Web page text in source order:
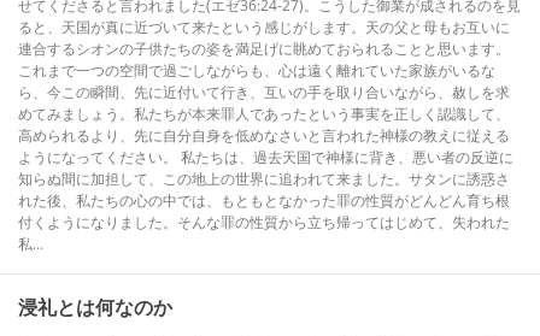
せてくださると言われました(エゼ36:24-27)。こうした御業が成されるのを見
ると、天国が真に近づいて来たという感じがします。天の父と母もお互いに
連合するシオンの子供たちの姿を満足げに眺めておられることと思います。
これまで一つの空間で過ごしながらも、心は遠く離れていた家族がいるな
ら、今この瞬間、先に近付いて行き、互いの手を取り合いながら、赦しを求
めてみましょう。私たちが本来罪人であったという事実を正しく認識して、
高められるより、先に自分自身を低めなさいと言われた神様の教えに従える
ようになってください。 私たちは、過去天国で神様に背き、悪い者の反逆に
知らぬ間に加担して、この地上の世界に追われて来ました。サタンに誘惑さ
れた後、私たちの心の中では、もともとなかった罪の性質がどんどん育ち根
付くようになりました。そんな罪の性質から立ち帰ってはじめて、失われた
私...
浸礼とは何なのか